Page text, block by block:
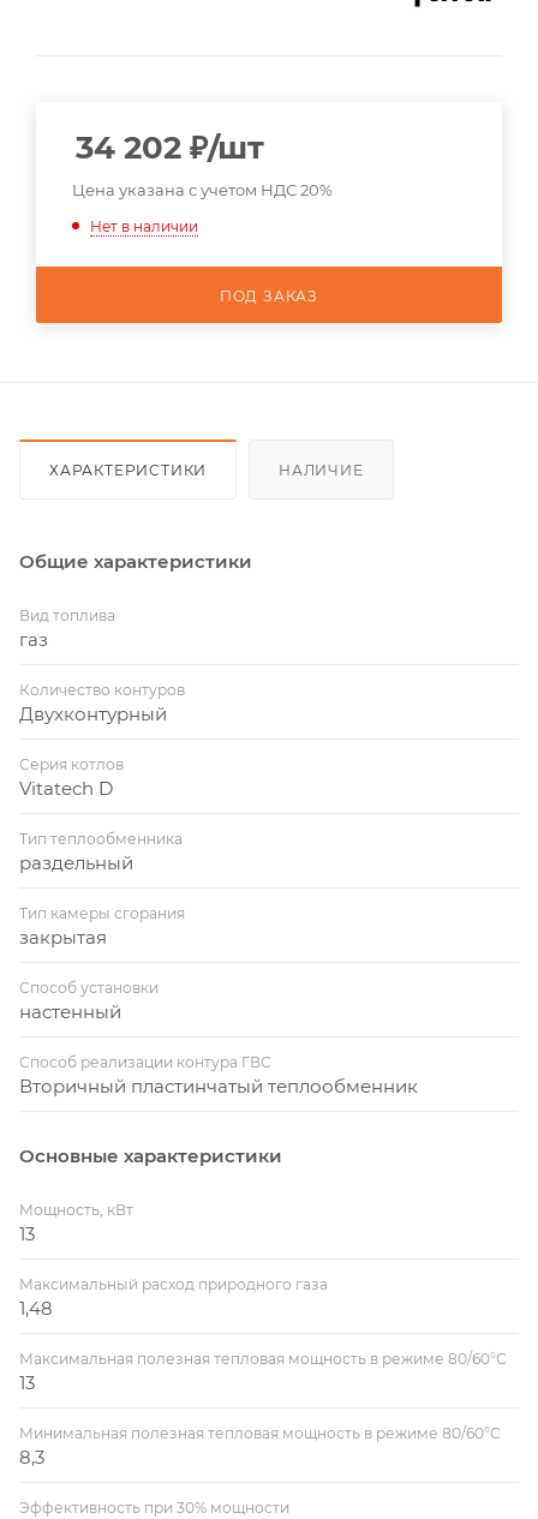
34 202 ₽/шт
Цена указана с учетом НДС 20%
Нет в наличии
ПОД ЗАКАЗ
ХАРАКТЕРИСТИКИ НАЛИЧИЕ
Общие характеристики
Вид топлива
газ
Количество контуров
Двухконтурный
Серия котлов
Vitatech D
Тип теплообменника
раздельный
Тип камеры сгорания
закрытая
Способ установки
настенный
Способ реализации контура ГВС
Вторичный пластинчатый теплообменник
Основные характеристики
Мощность, кВт
13
Максимальный расход природного газа
1,48
Максимальная полезная тепловая мощность в режиме 80/60°С
13
Минимальная полезная тепловая мощность в режиме 80/60°С
8,3
Эффективность при 30% мощности